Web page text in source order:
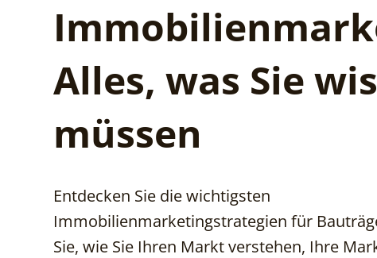
Alles, was Sie
müssen
Entdecken Sie die wichtigsten
Immobilienmarketingstrategien für
Sie, wie Sie Ihren Markt verstehen, Ihre